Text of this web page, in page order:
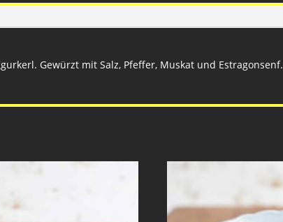
Gewürzt mit Salz, Pfeffer, Muskat und Estragonsenf.